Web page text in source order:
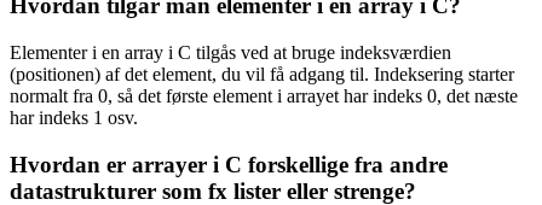
Hvordan tilgår man elementer i en array i C?
Elementer i en array i C tilgås ved at bruge indeksværdien
(positionen) af det element, du vil få adgang til. Indeksering starter
normalt fra 0, så det første element i arrayet har indeks 0, det næste
har indeks 1 osv.
Hvordan er arrayer i C forskellige fra andre
datastrukturer som fx lister eller strenge?